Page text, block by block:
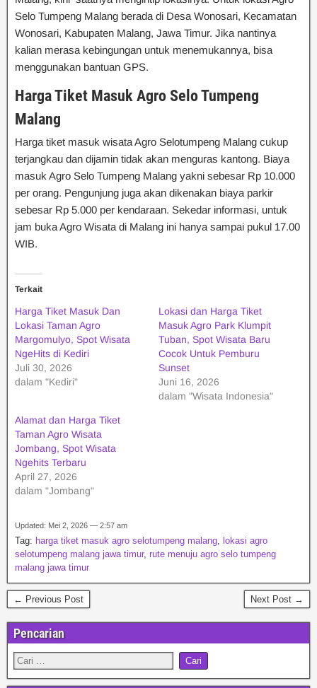
Selo Tumpeng Malang berada di Desa Wonosari, Kecamatan
Wonosari, Kabupaten Malang, Jawa Timur. Jika nantinya
kalian merasa kebingungan untuk menemukannya, bisa
menggunakan bantuan GPS.
Harga Tiket Masuk Agro Selo Tumpeng
Malang
Harga tiket masuk wisata Agro Selotumpeng Malang cukup
terjangkau dan dijamin tidak akan menguras kantong. Biaya
masuk Agro Selo Tumpeng Malang yakni sebesar Rp 10.000
per orang. Pengunjung juga akan dikenakan biaya parkir
sebesar Rp 5.000 per kendaraan. Sekedar informasi, untuk
jam buka Agro Wisata di Malang ini hanya sampai pukul 17.00
WIB.
Terkait
Harga Tiket Masuk Dan
Lokasi Taman Agro
Margomulyo, Spot Wisata
NgeHits di Kediri
Juli 30, 2026
dalam "Kediri"
Lokasi dan Harga Tiket
Masuk Agro Park Klumpit
Tuban, Spot Wisata Baru
Cocok Untuk Pemburu
Sunset
Juni 16, 2026
dalam "Wisata Indonesia"
Alamat dan Harga Tiket
Taman Agro Wisata
Jombang, Spot Wisata
Ngehits Terbaru
April 27, 2026
dalam "Jombang"
Updated: Mei 2, 2026 — 2:57 am
Tag: harga tiket masuk agro selotumpeng malang, lokasi agro
selotumpeng malang jawa timur, rute menuju agro selo tumpeng
malang jawa timur
← Previous Post Next Post →
Pencarian